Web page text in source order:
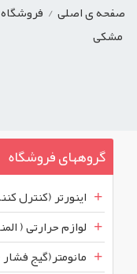
صفحه ی اصلی / فروشگاه
مشکی
گروههای فروشگاه
اینورتر (کنترل
لوازم حرارتی (
مانومتر(گیج